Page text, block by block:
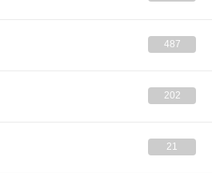
487
202
21